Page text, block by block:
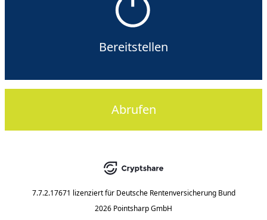
Bereitstellen
Abrufen
7.7.2.17671 lizenziert für Deutsche Rentenversicherung Bund
2026 Pointsharp GmbH